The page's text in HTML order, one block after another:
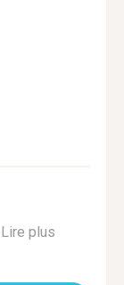
Lire plus